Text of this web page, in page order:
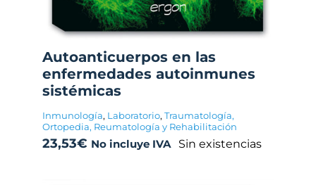
Autoanticuerpos en las
enfermedades autoinmunes
sistémicas
Inmunología, Laboratorio, Traumatología,
Ortopedia, Reumatología y Rehabilitación
23,53€ No incluye IVA Sin existencias